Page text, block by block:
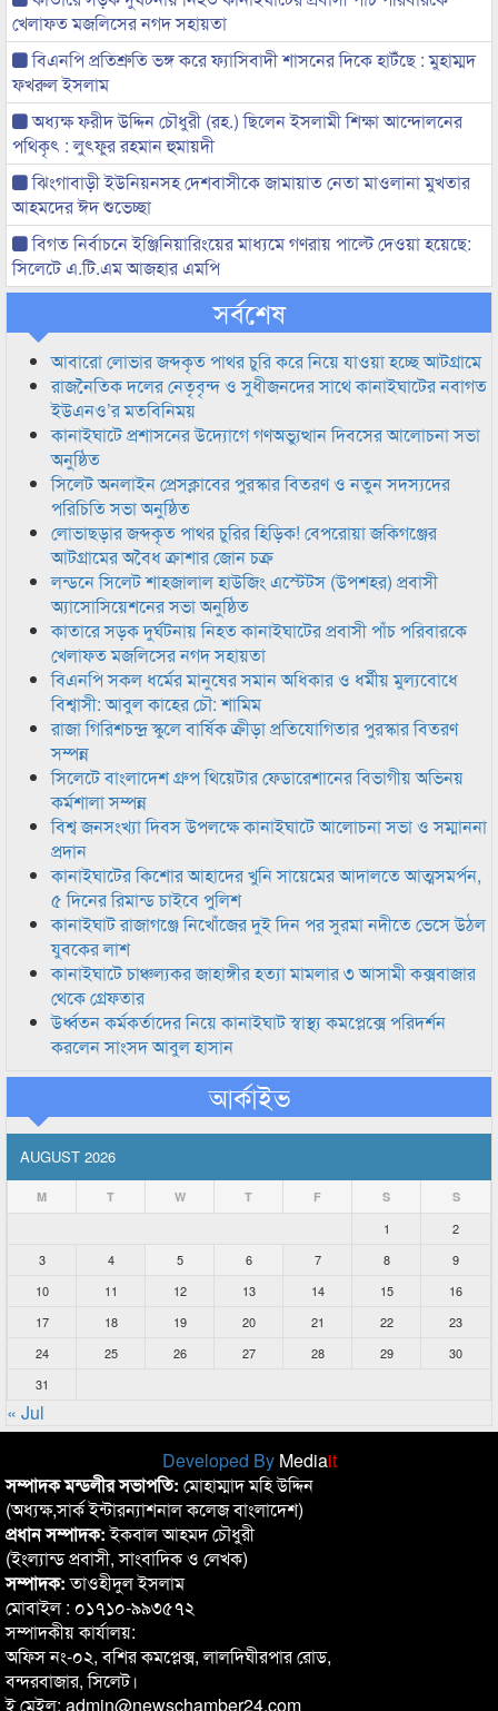
খেলাফত মজলিসের নগদ সহায়তা
বিএনপি প্রতিশ্রুতি ভঙ্গ করে ফ্যাসিবাদী শাসনের দিকে হাটঁছে : মুহাম্মদ
ফখরুল ইসলাম
অধ্যক্ষ ফরীদ উদ্দিন চৌধুরী (রহ.) ছিলেন ইসলামী শিক্ষা আন্দোলনের
পথিকৃৎ : লুৎফুর রহমান হুমায়দী
ঝিংগাবাড়ী ইউনিয়নসহ দেশবাসীকে জামায়াত নেতা মাওলানা মুখতার
আহমদের ঈদ শুভেচ্ছা
বিগত নির্বাচনে ইঞ্জিনিয়ারিংয়ের মাধ্যমে গণরায় পাল্টে দেওয়া হয়েছে:
সিলেটে এ.টি.এম আজহার এমপি
সর্বশেষ
আবারো লোভার জব্দকৃত পাথর চুরি করে নিয়ে যাওয়া হচ্ছে আটগ্রামে
রাজনৈতিক দলের নেতৃবৃন্দ ও সুধীজনদের সাথে কানাইঘাটের নবাগত
ইউএনও’র মতবিনিময়
কানাইঘাটে প্রশাসনের উদ্যোগে গণঅভ্যুত্থান দিবসের আলোচনা সভা
অনুষ্ঠিত
সিলেট অনলাইন প্রেসক্লাবের পুরস্কার বিতরণ ও নতুন সদস্যদের
পরিচিতি সভা অনুষ্ঠিত
লোভাছড়ার জব্দকৃত পাথর চুরির হিড়িক! বেপরোয়া জকিগঞ্জের
আটগ্রামের অবৈধ ক্রাশার জোন চক্র
লন্ডনে সিলেট শাহজালাল হাউজিং এস্টেটস (উপশহর) প্রবাসী
অ্যাসোসিয়েশনের সভা অনুষ্ঠিত
কাতারে সড়ক দুর্ঘটনায় নিহত কানাইঘাটের প্রবাসী পাঁচ পরিবারকে
খেলাফত মজলিসের নগদ সহায়তা
বিএনপি সকল ধর্মের মানুষের সমান অধিকার ও ধর্মীয় মুল্যবোধে
বিশ্বাসী: আবুল কাহের চৌ: শামিম
রাজা গিরিশচন্দ্র স্কুলে বার্ষিক ক্রীড়া প্রতিযোগিতার পুরস্কার বিতরণ
সম্পন্ন
সিলেটে বাংলাদেশ গ্রুপ থিয়েটার ফেডারেশানের বিভাগীয় অভিনয়
কর্মশালা সম্পন্ন
বিশ্ব জনসংখ্যা দিবস উপলক্ষে কানাইঘাটে আলোচনা সভা ও সম্মাননা
প্রদান
কানাইঘাটের কিশোর আহাদের খুনি সায়েমের আদালতে আত্মসমর্পন,
৫ দিনের রিমান্ড চাইবে পুলিশ
কানাইঘাট রাজাগঞ্জে নিখোঁজের দুই দিন পর সুরমা নদীতে ভেসে উঠল
যুবকের লাশ
কানাইঘাটে চাঞ্চল্যকর জাহাঙ্গীর হত্যা মামলার ৩ আসামী কক্সবাজার
থেকে গ্রেফতার
উর্ধ্বতন কর্মকর্তাদের নিয়ে কানাইঘাট স্বাস্থ্য কমপ্লেক্সে পরিদর্শন
করলেন সাংসদ আবুল হাসান
আর্কাইভ
AUGUST 2026
M T W T F S S
1
2
3
4 5 6 7 8
9
10
11 12 13 14 15
16
17
18 19 20 21 22
23
24
25 26 27 28 29
30
31
« Jul
Developed By Mediait
সম্পাদক মন্ডলীর সভাপতি: মোহাম্মাদ মহি উদ্দিন
(অধ্যক্ষ,সার্ক ইন্টারন্যাশনাল কলেজ বাংলাদেশ)
প্রধান সম্পাদক:ইকবাল আহমদ চৌধুরী
(ইংল্যান্ড প্রবাসী, সাংবাদিক ও লেখক)
সম্পাদক:তাওহীদুল ইসলাম
মোবাইল : ০১৭১০-৯৯৩৫৭২
সম্পাদকীয় কার্যালয়:
অফিস নং-০২, বশির কমপ্লেক্স, লালদিঘীরপার রোড,
বন্দরবাজার, সিলেট।
ই মেইল: admin@newschamber24.com